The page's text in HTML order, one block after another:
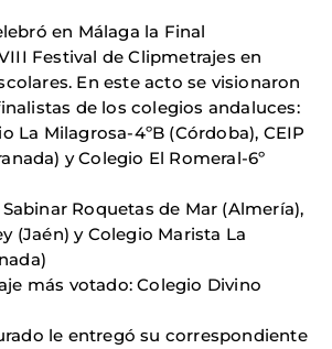
en Málaga la Final
Festival de Clipmetrajes en
En este acto se visionaron
de los colegios andaluces:
La Milagrosa-4ºB (Córdoba), CEIP
y Colegio El Romeral-6º
Roquetas de Mar (Almería),
(Jaén) y Colegio Marista La
más votado: Colegio Divino
le entregó su correspondiente